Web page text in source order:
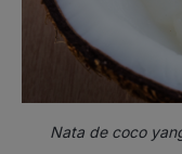
Nata de coco